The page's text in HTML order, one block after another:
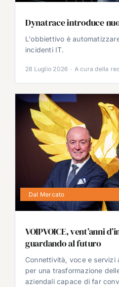
Dynatrace introduce
L'obbiettivo è
incidenti IT.
28 Luglio 2026 · A cura della
Dal Mercato
VOIPVOICE, vent’anni
guardando al futuro
Connettività, voce e servizi
per una trasformazione
aziendali capace di far